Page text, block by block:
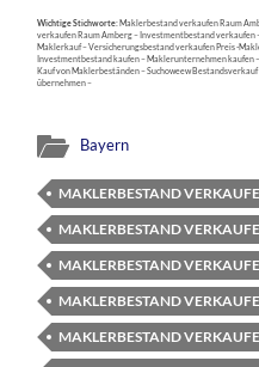
Wichtige Stichworte: Maklerbestand verkaufen Raum
verkaufen Raum Amberg – Investmentbestand
Maklerkauf – Versicherungsbestand verkaufen Preis -
Investmentbestand kaufen – Maklerunternehmen kaufen
Kauf von Maklerbeständen – Suchoweew
übernehmen –
Bayern
MAKLERBESTAND
MAKLERBESTAND
MAKLERBESTAND
MAKLERBESTAND
MAKLERBESTAND